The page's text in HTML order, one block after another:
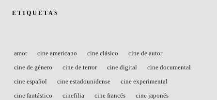
ETIQUETAS
amor cine americano cine clásico
cine de autor
cine de género
cine de terror cine digital
cine documental
cine español
cine estadounidense
cine experimental
cine fantástico
cinefilia cine francés
cine japonés